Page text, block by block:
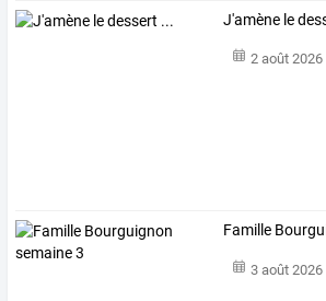
J'amène le
2 août 2026
Famille
3 août 2026